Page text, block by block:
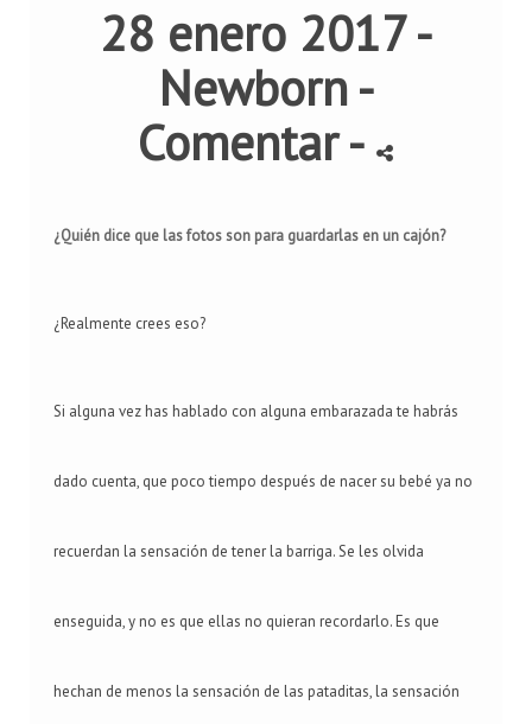
28 enero 2017 -
Newborn-
Comentar-
¿Quién dice que las fotos son para guardarlas en un cajón?
¿Realmente crees eso?
Si alguna vez has hablado con alguna embarazada te habrás
dado cuenta, que poco tiempo después de nacer su bebé ya no
recuerdan la sensación de tener la barriga. Se les olvida
enseguida, y no es que ellas no quieran recordarlo. Es que
hechan de menos la sensación de las pataditas, la sensación